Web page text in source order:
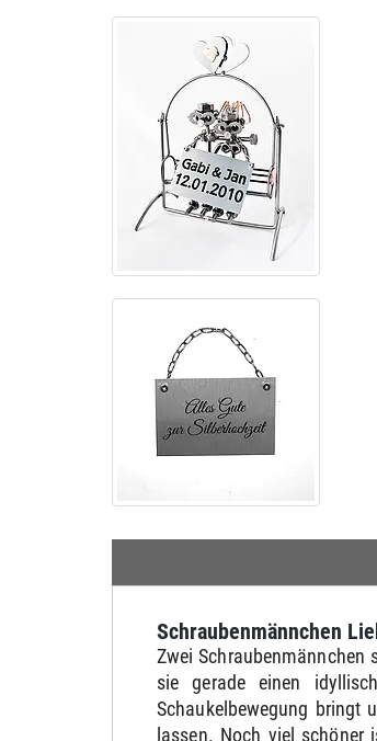
Schraubenmännchen
Zwei
sie gerade einen
Schaukelbewegung bringt
lassen. Noch viel